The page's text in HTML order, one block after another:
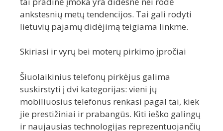
ankstesnių metų tendencijos. Tai gali rodyti
lietuvių pajamų didėjimą teigiama linkme.
Skiriasi ir vyrų bei moterų pirkimo įpročiai
Šiuolaikinius telefonų pirkėjus galima
suskirstyti į dvi kategorijas: vieni jų
mobiliuosius telefonus renkasi pagal tai, kiek
jie prestižiniai ir prabangūs. Kiti ieško galingų
ir naujausias technologijas reprezentuojančių